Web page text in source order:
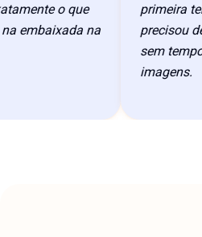
o que
na
primeira
precisou de
sem tempo
imagens.